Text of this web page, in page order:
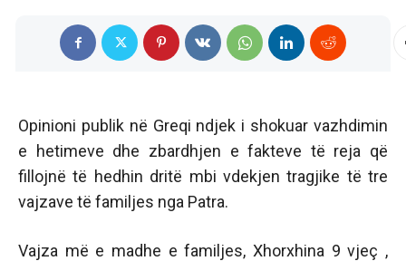
Opinioni publik në Greqi ndjek i shokuar vazhdimin
e hetimeve dhe zbardhjen e fakteve të reja që
fillojnë të hedhin dritë mbi vdekjen tragjike të tre
vajzave të familjes nga Patra.
Vajza më e madhe e familjes, Xhorxhina 9 vjeç ,